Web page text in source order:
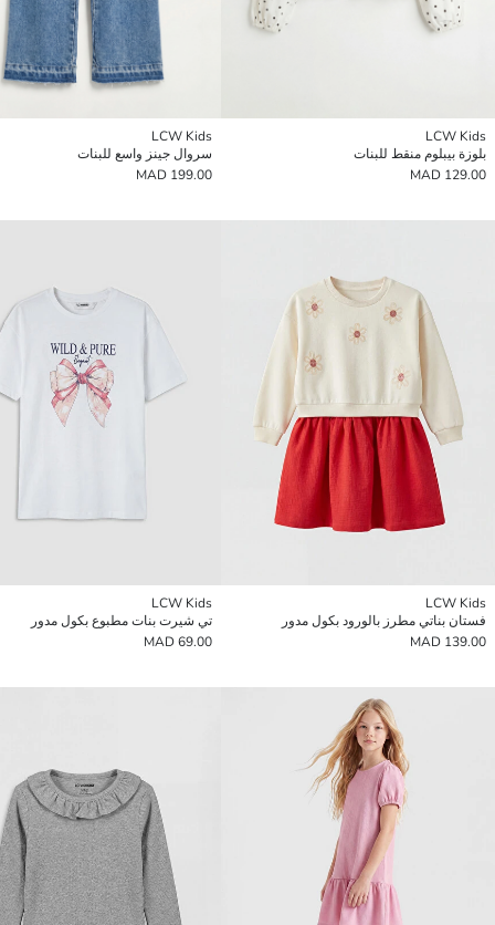
LCW Kids
بلوزة بيبلوم منقط للبنات
129.00 MAD
LCW Kids
سروال جينز واسع للبنات
199.00 MAD
LCW Kids
فستان بناتي مطرز بالورود بكول مدور
139.00 MAD
LCW Kids
تي شيرت بنات مطبوع بكول مدور
69.00 MAD